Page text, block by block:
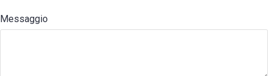
Messaggio